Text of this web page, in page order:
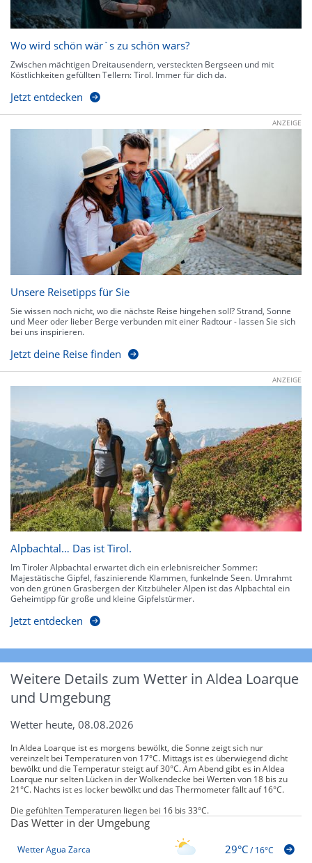
Wo wird schön wär`s zu schön wars?
Zwischen mächtigen Dreitausendern, versteckten Bergseen und mit
Köstlichkeiten gefüllten Tellern: Tirol. Immer für dich da.
Jetzt entdecken
ANZEIGE
Unsere Reisetipps für Sie
Sie wissen noch nicht, wo die nächste Reise hingehen soll? Strand, Sonne
und Meer oder lieber Berge verbunden mit einer Radtour - lassen Sie sich
bei uns inspirieren.
Jetzt deine Reise finden
ANZEIGE
Alpbachtal… Das ist Tirol.
Im Tiroler Alpbachtal erwartet dich ein erlebnisreicher Sommer:
Majestätische Gipfel, faszinierende Klammen, funkelnde Seen. Umrahmt
von den grünen Grasbergen der Kitzbüheler Alpen ist das Alpbachtal ein
Geheimtipp für große und kleine Gipfelstürmer.
Jetzt entdecken
Weitere Details zum Wetter in Aldea Loarque
und Umgebung
Wetter heute, 08.08.2026
In Aldea Loarque ist es morgens bewölkt, die Sonne zeigt sich nur
vereinzelt bei Temperaturen von 17°C. Mittags ist es überwiegend dicht
bewölkt und die Temperatur steigt auf 30°C. Am Abend gibt es in Aldea
Loarque nur selten Lücken in der Wolkendecke bei Werten von 18 bis zu
21°C. Nachts ist es locker bewölkt und das Thermometer fällt auf 16°C.
Die gefühlten Temperaturen liegen bei 16 bis 33°C.
Das Wetter in der Umgebung
Wetter Agua Zarca 29°C/16°C